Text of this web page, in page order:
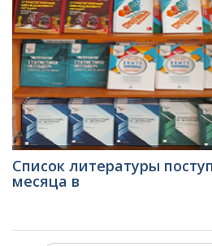
Список литературы
месяца в